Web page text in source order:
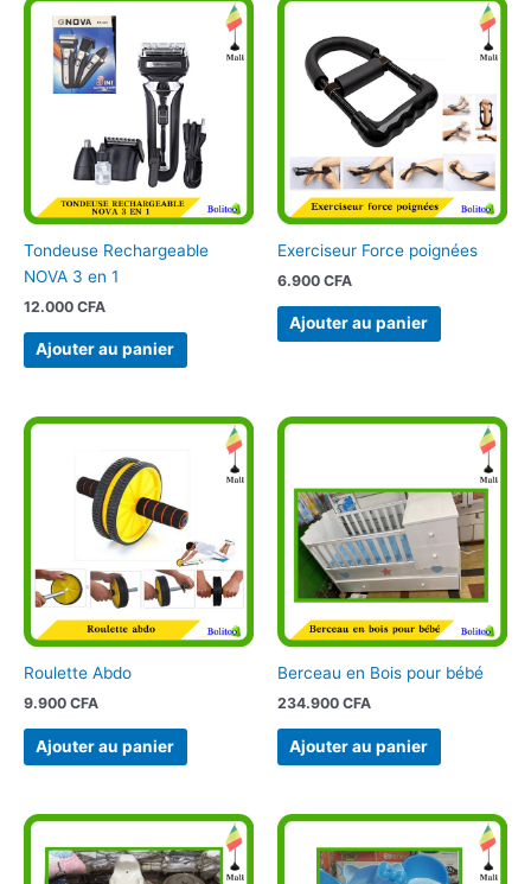
Tondeuse Rechargeable
NOVA 3 en 1
12.000 CFA
Ajouter au panier
Exerciseur Force poignées
6.900 CFA
Ajouter au panier
Roulette Abdo
9.900 CFA
Ajouter au panier
Berceau en Bois pour bébé
234.900 CFA
Ajouter au panier